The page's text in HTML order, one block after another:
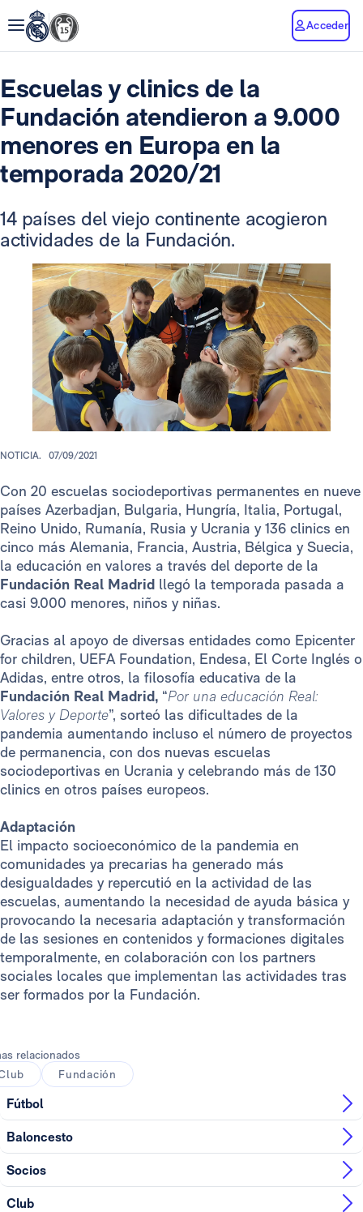
Acceder
Escuelas y clinics de la
Fundación atendieron a 9.000
menores en Europa en la
temporada 2020/21
14 países del viejo continente acogieron
actividades de la Fundación.
NOTICIA. 07/09/2021
Con 20 escuelas sociodeportivas permanentes en nueve
países Azerbadjan, Bulgaria, Hungría, Italia, Portugal,
Reino Unido, Rumanía, Rusia y Ucrania y 136 clinics en
cinco más Alemania, Francia, Austria, Bélgica y Suecia,
la educación en valores a través del deporte de la
Fundación Real Madrid llegó la temporada pasada a
casi 9.000 menores, niños y niñas.
Gracias al apoyo de diversas entidades como Epicenter
for children, UEFA Foundation, Endesa, El Corte Inglés o
Adidas, entre otros, la filosofía educativa de la
Fundación Real Madrid, “Por una educación Real:
Valores y Deporte”, sorteó las dificultades de la
pandemia aumentando incluso el número de proyectos
de permanencia, con dos nuevas escuelas
sociodeportivas en Ucrania y celebrando más de 130
clinics en otros países europeos.
Adaptación
El impacto socioeconómico de la pandemia en
comunidades ya precarias ha generado más
desigualdades y repercutió en la actividad de las
escuelas, aumentando la necesidad de ayuda básica y
provocando la necesaria adaptación y transformación
de las sesiones en contenidos y formaciones digitales
temporalmente, en colaboración con los partners
sociales locales que implementan las actividades tras
ser formados por la Fundación.
relacionados
Fundación
Fútbol
Baloncesto
Socios
Club